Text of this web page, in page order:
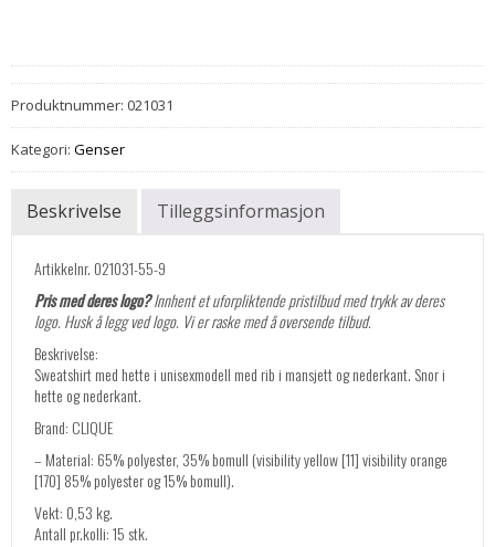
Produktnummer: 021031
Kategori: Genser
Beskrivelse Tilleggsinformasjon
Artikkelnr. 021031-55-9
Pris med deres logo?Innhent et uforpliktende pristilbud med trykk av deres
logo. Husk å legg ved logo. Vi er raske med å oversende tilbud.
Beskrivelse:
Sweatshirt med hette i unisexmodell med rib i mansjett og nederkant. Snor i
hette og nederkant.
Brand: CLIQUE
– Material: 65% polyester, 35% bomull (visibility yellow [11] visibility orange
[170] 85% polyester og 15% bomull).
Vekt: 0,53 kg.
Antall pr.kolli: 15 stk.